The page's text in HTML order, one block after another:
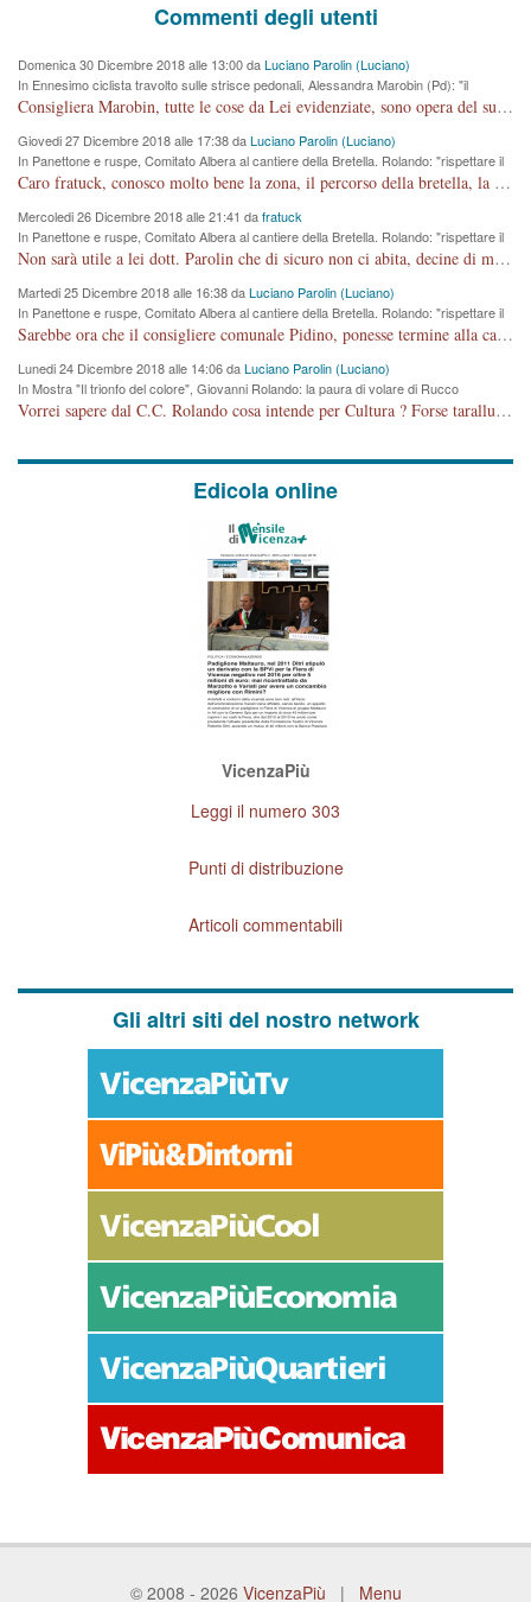
Commenti degli utenti
Domenica 30 Dicembre 2018 alle 13:00 daLuciano Parolin (Luciano)
In Ennesimo ciclista travolto sulle strisce pedonali, Alessandra Marobin (Pd): "il
Comune si svegli"
Consigliera Marobin, tutte le cose da Lei evidenziate, sono opera del suo ex Assessore e compagno di Partito Antonio Marco Dalla Pozza Assessore alla "progettazione" di piste ciclabili e altre porcherie. A lui manderei il conto da saldare per incidenti e danni alle persone. E' ora che "finiamola." Avete perso rassegnatevi. qui IL SINDACO RUCCO NON C'ENTRA PER NIENTE. CAPITO!!!!!!!! Amen.
Giovedi 27 Dicembre 2018 alle 17:38 daLuciano Parolin (Luciano)
In Panettone e ruspe, Comitato Albera al cantiere della Bretella. Rolando: "rispettare il
cronoprogramma"
Caro fratuck, conosco molto bene la zona, il percorso della bretella, la situazione dei cittadini, abito in Viale Trento. A partire dal 2003 ho partecipato al Comitato di Maddalene pro bretella, e a riunioni propositive per apportare modifiche al progetto. Numerose mie foto del territorio sono arrivate a Roma, altri miei interventi (non graditi dalla Sx) sono stati pubblicati dal GdV, assieme ad altri come Ciro Asproso, ora favorevole alla bretella. Ho partecipato alla raccolta firme per la chiusura della strada x 5 giorni eseguita dal Sindaco Hullwech per sforamento 180 Micro/g. Pertanto come impegno per la tematica sono apposto con la coscienza. Ora il Progetto è partito, fine! Voglio dire che la nuova Giunta "comunale" non c'entra più. L'opera sarà "malauguratamente" eseguita, ma non con il mio placet. Il Consigliere Comunale dovrebbe capire che la campagna elettorale è finita, con buona pace di tutti. Quello che invece dovrebbe interessare è la proprietà della strada, dall'uscita autostradale Ovest, sino alla Rotatoria dell'Albara, vi sono tre possessori: Autostrade SpA; La Provincia, il Comune. Come la mettiamo per il futuro ? I costi, da 50 sono saliti a 100 milioni di € come dire 20 milioni a KM (!) da non credere. Comunque si farà. Ma nessuno canti Vittoria, anzi meglio non farne un ulteriore fatto "partitico" per questioni elettorali o di seggio. Se mi manda la sua mail, sono disponibile ad inviare i documenti e le foto sopra descritte. Con ossequi, Luciano Parolin
Mercoledi 26 Dicembre 2018 alle 21:41 dafratuck
In Panettone e ruspe, Comitato Albera al cantiere della Bretella. Rolando: "rispettare il
cronoprogramma"
Non sarà utile a lei dott. Parolin che di sicuro non ci abita, decine di migliaia di TIR, automobili e padroncini che passano quotidianamente per una strada appena rotabile, non è più possibile stendere i panni, attraversare la strada senza rischiare la morte, le case stanno crepando, i tempi sono cambiati e la bretella non passerà assolutamente per maddalene (ma cosa sta a dire?!), dia invece responsabilità a chi ha costruito tagliando la strada che doveva invece terminare a isola vicentina e non al moracchino lasciando Motta di Costabissara ancora in panne di traffico. I tempi sono cambiati dottore e se l'anagrafe della vita stagna nell'essere umano impressioni conservatrici, la società non le considera perchè va avanti, si industrializza e ha bisogno di infrastrutture e di sviluppo. Ultima considerazione, se è geloso di Rolando perchè vede in lui solo campagne politiche mentre si difendono i SOLI diritti dei cittadini, la preghiamo faccia considerazioni più appropriate. Saluti e complimenti per i suoi scritti.
Martedi 25 Dicembre 2018 alle 16:38 daLuciano Parolin (Luciano)
In Panettone e ruspe, Comitato Albera al cantiere della Bretella. Rolando: "rispettare il
cronoprogramma"
Sarebbe ora che il consigliere comunale Pidino, ponesse termine alla campagna elettorale nel territorio del suo seggio Villaggio del Sole. La tiraca è iniziata, distruggerà 6 km di prateria ovest della città, ricca di fonti e sorgenti d'acqua. I cittadini di Maddalene non avranno più Pace la notte. Molta colpa per la costruzione di questa Strada è proprio del signor Rolando,dei suoi gazebo mobili e che vuol far passare questa opera VANDALICA come progetto "utile" a chi ? Non è cosa seria sig. Rolando!
Lunedi 24 Dicembre 2018 alle 14:06 daLuciano Parolin (Luciano)
In Mostra "Il trionfo del colore", Giovanni Rolando: la paura di volare di Rucco
Vorrei sapere dal C.C. Rolando cosa intende per Cultura ? Forse tarallucci, vino e sagre, o spaghetti tricolori del PD ? Il continuo (s)parlare della mostra a Palazzo Chiericati caro consigliere DANNEGGIA FORTEMENTE l'immagine della città TUTTA e fa deviare i consensi che in RUSSIA (badi bene ex U.R.S.S.) sono ECCELLENTI. A livello artistico l'evento è di alta Valenza culturale, COMPITO di Tutta la Cittadinanza fare il possibile per propagandare l'iniziativa senza farne UN CASO PARTITICO come fa Lei da sempre. Meno Gazebo + Partecipazione! E così sia. Amen.
Edicola online
VicenzaPiù
Leggi il numero 303
Punti di distribuzione
Articoli commentabili
Gli altri siti del nostro network
© 2008 - 2026 VicenzaPiù | Menu